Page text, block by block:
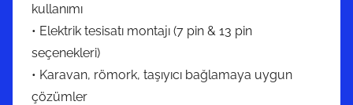
kullanımı
• Elektrik tesisatı montajı (7 pin & 13 pin
seçenekleri)
• Karavan, römork, taşıyıcı bağlamaya uygun
çözümler